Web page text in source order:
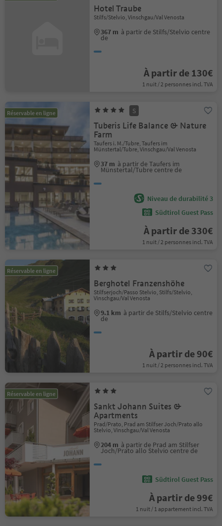
Hotel Traube
Stilfs/Stelvio, Vinschgau/Val Venosta
367 m à partir de Stilfs/Stelvio centre
de
À partir de 130€
1 nuit / 2 personnes incl. TVA
Réservable en ligne S
Tuberis Life Balance & Nature
Farm
Taufers i. M./Tubre, Taufers im
Münstertal/Tubre, Vinschgau/Val Venosta
37 m à partir de Taufers im
Münstertal/Tubre centre de
Niveau de durabilité 3
Südtirol Guest Pass
À partir de 330€
1 nuit / 2 personnes incl. TVA
Réservable en ligne
Berghotel Franzenshöhe
Stilfserjoch/Passo Stelvio, Stilfs/Stelvio,
Vinschgau/Val Venosta
9.1 km à partir de Stilfs/Stelvio centre
de
À partir de 90€
1 nuit / 2 personnes incl. TVA
Réservable en ligne
Sankt Johann Suites &
Apartments
Prad/Prato, Prad am Stilfser Joch/Prato allo
Stelvio, Vinschgau/Val Venosta
204 m à partir de Prad am Stilfser
Joch/Prato allo Stelvio centre de
Südtirol Guest Pass
À partir de 99€
1 nuit / 1 appartement incl. TVA